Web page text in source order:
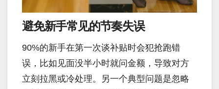
避免新手常见的节奏失误
90%的新手在第一次谈补贴时会犯抢跑错
误，比如见面没半小时就问金额，导致对方
立刻拉黑或冷处理。另一个典型问题是忽略